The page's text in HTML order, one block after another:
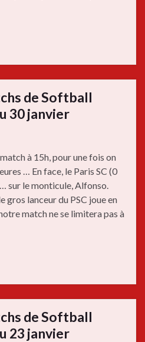
de Softball
30 janvier
à 15h, pour une fois on
… En face, le Paris SC (0
sur le monticule, Alfonso.
gros lanceur du PSC joue en
match ne se limitera pas à
de Softball
23 janvier